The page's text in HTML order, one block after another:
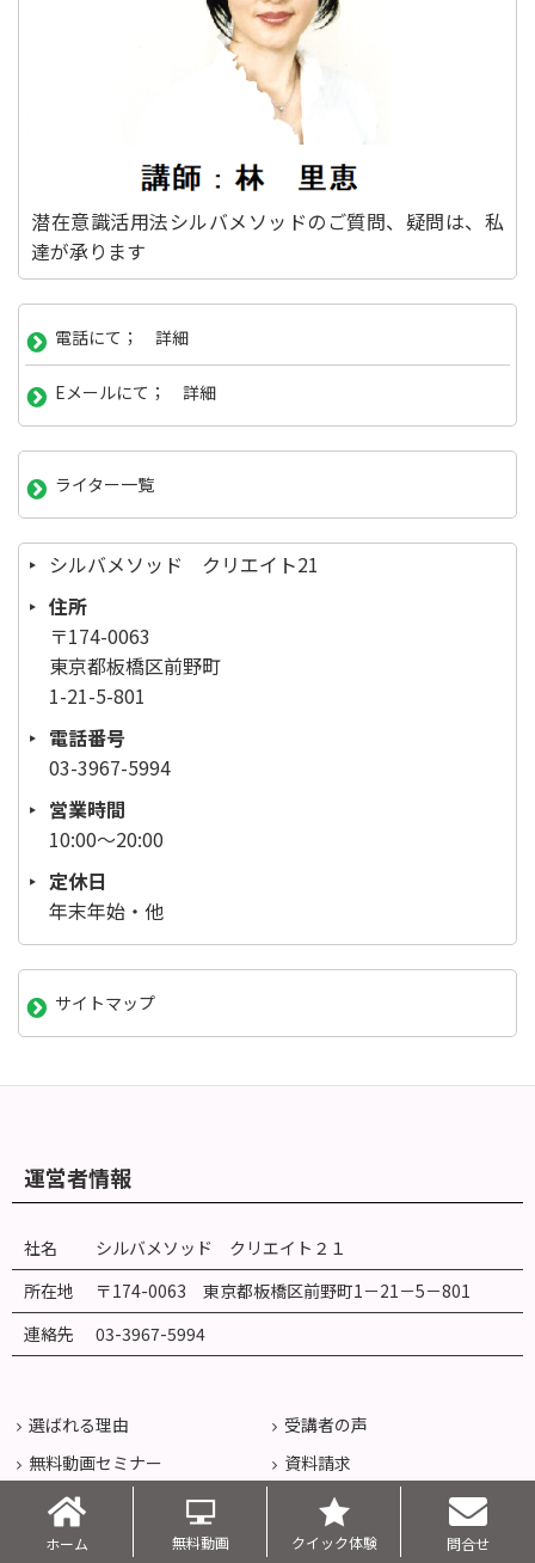
潜在意識活用法シルバメソッドのご質問、疑問は、私
達が承ります
電話にて； 詳細
Eメールにて； 詳細
ライター一覧
シルバメソッド クリエイト21
住所
〒174-0063
東京都板橋区前野町
1-21-5-801
電話番号
03-3967-5994
営業時間
10:00～20:00
定休日
年末年始・他
サイトマップ
運営者情報
社名
シルバメソッド クリエイト２１
所在地
〒174-0063 東京都板橋区前野町1 －21 －5－801
連絡先
03-3967-5994
選ばれる理由
受講者の声
無料動画セミナー
資料請求
セミナー一覧
ブログ記事(マインドの達人)
ホーム 無料動画 クイック体験 問合せ